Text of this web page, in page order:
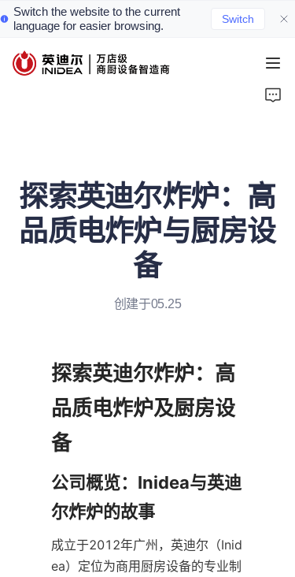
Switch the website to the current
language for easier browsing.
Switch
探索英迪尔炸炉：高
品质电炸炉与厨房设
备
创建于05.25
探索英迪尔炸炉：高
品质电炸炉及厨房设
备
公司概览：Inidea与英迪
尔炸炉的故事
成立于2012年广州，英迪尔（Inid
ea）定位为商用厨房设备的专业制
首页
案例
资讯